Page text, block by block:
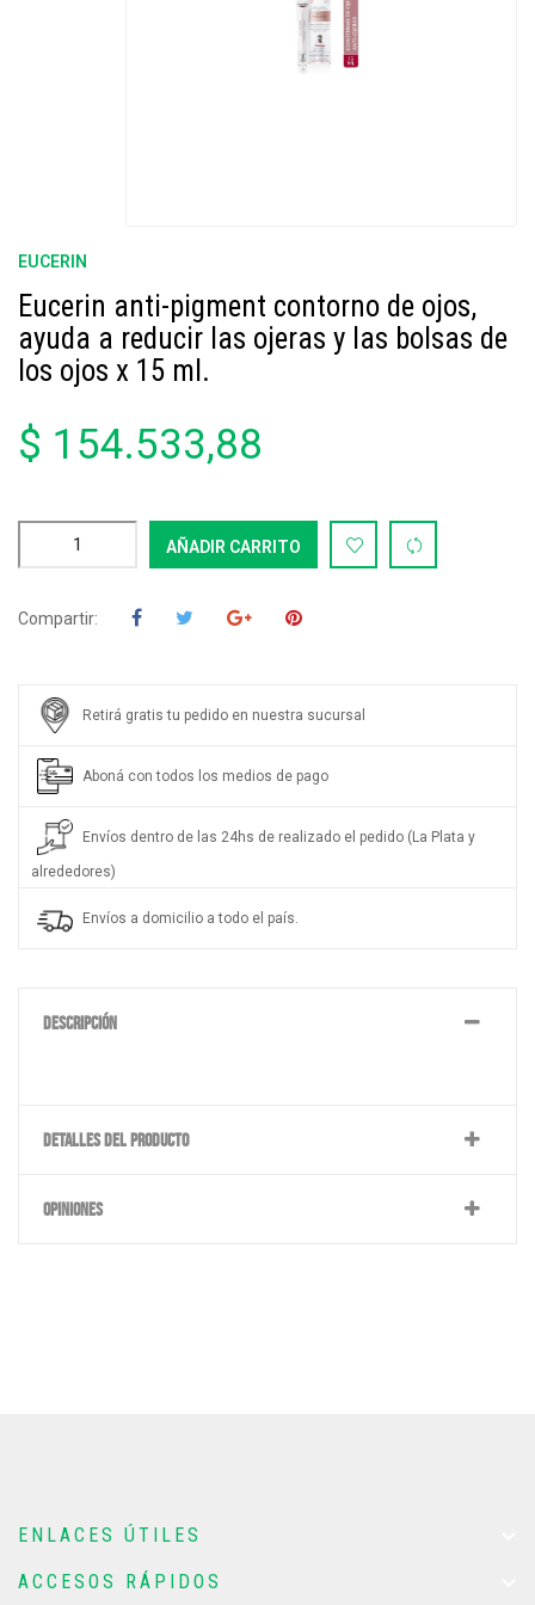
EUCERIN
Eucerin anti-pigment contorno de ojos,
ayuda a reducir las ojeras y las bolsas de
los ojos x 15 ml.
$ 154.533,88
AÑADIR CARRITO
Compartir:
Retirá gratis tu pedido en nuestra sucursal
Aboná con todos los medios de pago
Envíos dentro de las 24hs de realizado el pedido (La Plata y
alrededores)
Envíos a domicilio a todo el país.
DESCRIPCIÓN
DETALLES DEL PRODUCTO
OPINIONES
ENLACES ÚTILES
ACCESOS RÁPIDOS